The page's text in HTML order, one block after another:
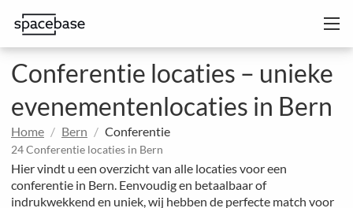
Conferentie locaties – unieke
evenementenlocaties in Bern
Home Bern Conferentie
24 Conferentie locaties in Bern
Hier vindt u een overzicht van alle locaties voor een
conferentie in Bern. Eenvoudig en betaalbaar of
indrukwekkend en uniek, wij hebben de perfecte match voor